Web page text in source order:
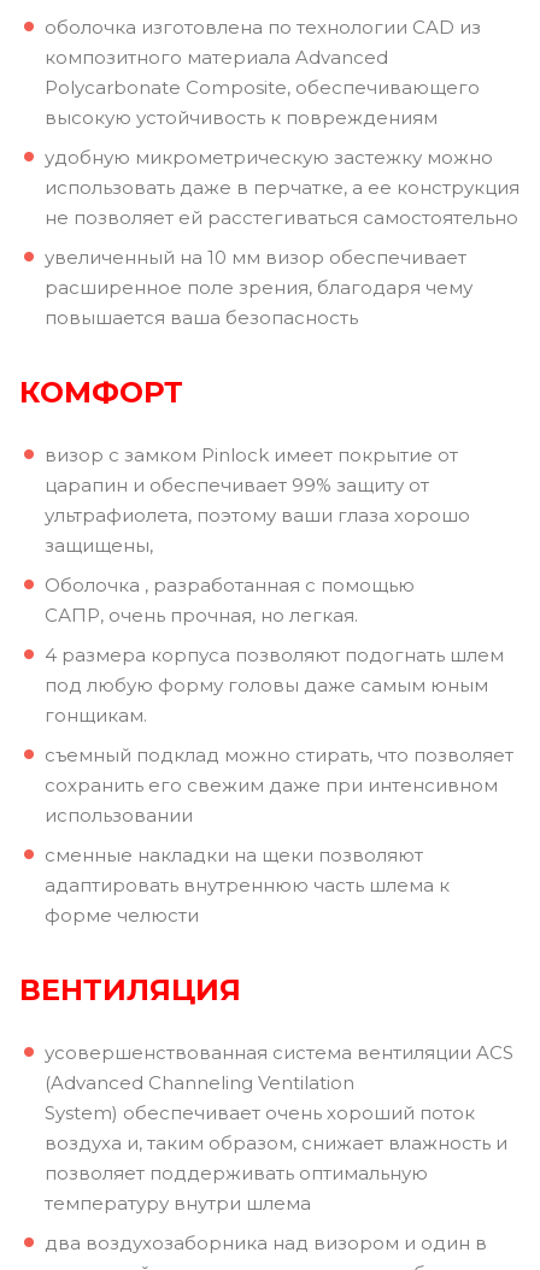
оболочка изготовлена по технологии CAD из
композитного материала Advanced
Polycarbonate Composite, обеспечивающего
высокую устойчивость к повреждениям
удобную микрометрическую застежку можно
использовать даже в перчатке, а ее конструкция
не позволяет ей расстегиваться самостоятельно
увеличенный на 10 мм визор обеспечивает
расширенное поле зрения, благодаря чему
повышается ваша безопасность
КОМФОРТ
визор с замком Pinlock имеет покрытие от
царапин и обеспечивает 99% защиту от
ультрафиолета, поэтому ваши глаза хорошо
защищены,
Оболочка , разработанная с помощью
САПР, очень прочная, но легкая.
4 размера корпуса позволяют подогнать шлем
под любую форму головы даже самым юным
гонщикам.
съемный подклад можно стирать, что позволяет
сохранить его свежим даже при интенсивном
использовании
сменные накладки на щеки позволяют
адаптировать внутреннюю часть шлема к
форме челюсти
ВЕНТИЛЯЦИЯ
усовершенствованная система вентиляции ACS
(Advanced Channeling Ventilation
System) обеспечивает очень хороший поток
воздуха и, таким образом, снижает влажность и
позволяет поддерживать оптимальную
температуру внутри шлема
два воздухозаборника над визором и один в